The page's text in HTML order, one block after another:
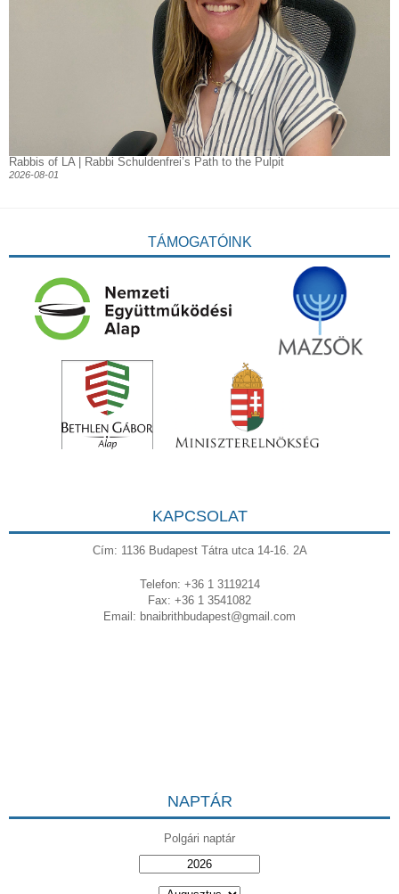
Rabbis of LA | Rabbi Schuldenfrei’s Path to the Pulpit
2026-08-01
TÁMOGATÓINK
KAPCSOLAT
Cím: 1136 Budapest Tátra utca 14-16. 2A
Telefon: +36 1 3119214
Fax: +36 1 3541082
Email: bnaibrithbudapest@gmail.com
NAPTÁR
Polgári naptár